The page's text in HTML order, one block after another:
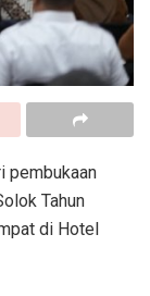
pembukaan
Tahun
di Hotel